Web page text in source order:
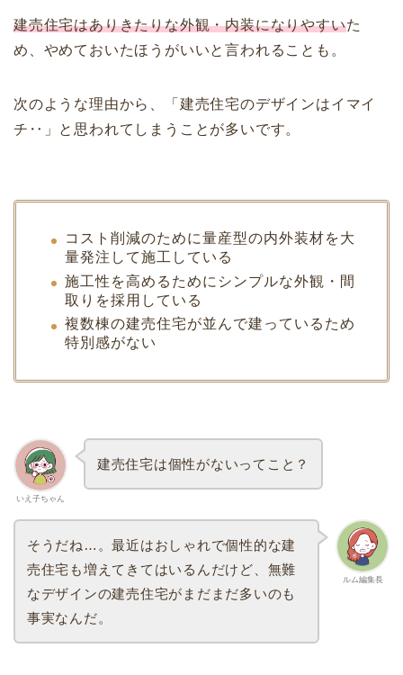
建売住宅はありきたりな外観・内装になりやすいた
め、やめておいたほうがいいと言われることも。
次のような理由から、「建売住宅のデザインはイマイ
チ‥」と思われてしまうことが多いです。
コスト削減のために量産型の内外装材を大
量発注して施工している
施工性を高めるためにシンプルな外観・間
取りを採用している
複数棟の建売住宅が並んで建っているため
特別感がない
いえ子ちゃん
建売住宅は個性がないってこと？
ルム編集長
そうだね…。最近はおしゃれで個性的な建
売住宅も増えてきてはいるんだけど、無難
なデザインの建売住宅がまだまだ多いのも
事実なんだ。